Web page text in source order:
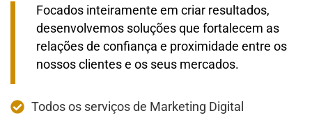
Focados inteiramente em criar resultados,
desenvolvemos soluções que fortalecem as
relações de confiança e proximidade entre os
nossos clientes e os seus mercados.
Todos os serviços de Marketing Digital